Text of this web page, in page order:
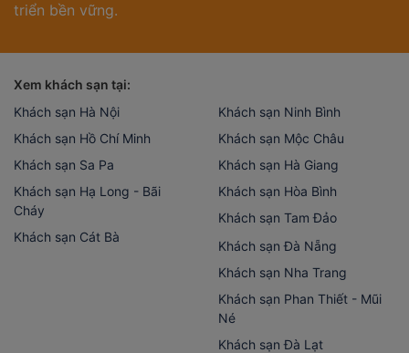
triển bền vững.
Xem khách sạn tại:
Khách sạn Hà Nội
Khách sạn Hồ Chí Minh
Khách sạn Sa Pa
Khách sạn Hạ Long - Bãi
Cháy
Khách sạn Cát Bà
Khách sạn Ninh Bình
Khách sạn Mộc Châu
Khách sạn Hà Giang
Khách sạn Hòa Bình
Khách sạn Tam Đảo
Khách sạn Đà Nẵng
Khách sạn Nha Trang
Khách sạn Phan Thiết - Mũi
Né
Khách sạn Đà Lạt